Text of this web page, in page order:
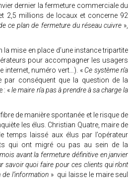
dernier la fermeture commerciale du
2,5 millions de locaux et concerne 92
ce plan de fermeture du réseau cuivre »,
la mise en place d’une instance tripartite
pour accompagner les usagers
internet, numéro vert…). « Ce système n’a
par conséquent que la question de la
: «le maire n’a pas à prendre à sa charge la
de manière spontanée et le risque de
les élus. Christian Quatre, maire de
temps laissé aux élus par l’opérateur
qui ont migré ou pas au sein de la
avant la fermeture définitive en janvier
savoir quoi faire pour ces clients qui n’ont
l’information» qui laisse le maire seul